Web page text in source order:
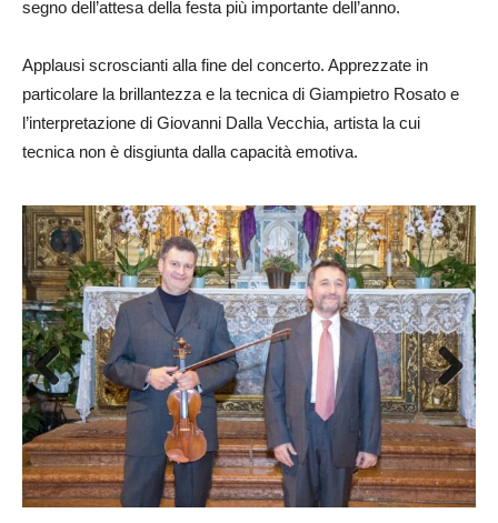
segno dell’attesa della festa più importante dell’anno.
Applausi scroscianti alla fine del concerto. Apprezzate in
particolare la brillantezza e la tecnica di Giampietro Rosato e
l’interpretazione di Giovanni Dalla Vecchia, artista la cui
tecnica non è disgiunta dalla capacità emotiva.
Previous Next